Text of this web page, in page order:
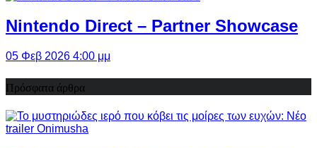
Nintendo Direct – Partner Showcase
05 Φεβ 2026 4:00 μμ
Πρόσφατα άρθρα